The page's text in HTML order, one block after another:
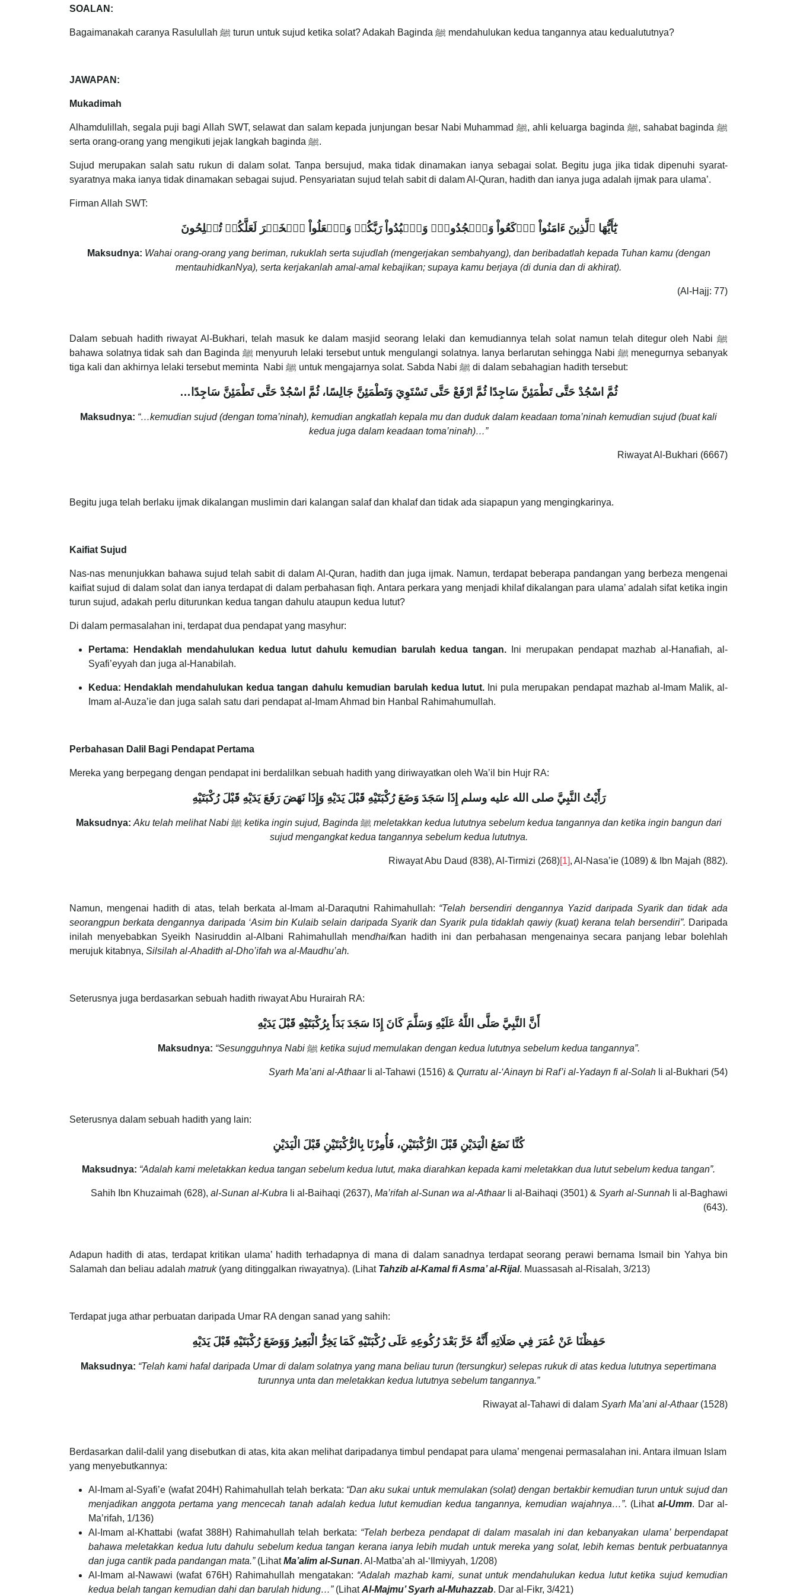
SOALAN:
Bagaimanakah caranya Rasulullah ﷺ turun untuk sujud ketika solat? Adakah Baginda ﷺ mendahulukan kedua tangannya atau kedualututnya?
JAWAPAN:
Mukadimah
Alhamdulillah, segala puji bagi Allah SWT, selawat dan salam kepada junjungan besar Nabi Muhammad ﷺ, ahli keluarga baginda ﷺ, sahabat baginda ﷺ
serta orang-orang yang mengikuti jejak langkah baginda ﷺ.
Sujud merupakan salah satu rukun di dalam solat. Tanpa bersujud, maka tidak dinamakan ianya sebagai solat. Begitu juga jika tidak dipenuhi syarat-
syaratnya maka ianya tidak dinamakan sebagai sujud. Pensyariatan sujud telah sabit di dalam Al-Quran, hadith dan ianya juga adalah ijmak para ulama’.
Firman Allah SWT:
يَٰٓأَيُّهَا ٱلَّذِينَ ءَامَنُواْ ٱرۡكَعُواْ وَٱسۡجُدُواْۤ وَٱعۡبُدُواْ رَبَّكُمۡ وَٱفۡعَلُواْ ٱلۡخَيۡرَ لَعَلَّكُمۡ تُفۡلِحُونَ
Maksudnya: Wahai orang-orang yang beriman, rukuklah serta sujudlah (mengerjakan sembahyang), dan beribadatlah kepada Tuhan kamu (dengan
mentauhidkanNya), serta kerjakanlah amal-amal kebajikan; supaya kamu berjaya (di dunia dan di akhirat).
(Al-Hajj: 77)
Dalam sebuah hadith riwayat Al-Bukhari, telah masuk ke dalam masjid seorang lelaki dan kemudiannya telah solat namun telah ditegur oleh Nabi ﷺ
bahawa solatnya tidak sah dan Baginda ﷺ menyuruh lelaki tersebut untuk mengulangi solatnya. Ianya berlarutan sehingga Nabi ﷺ menegurnya sebanyak
tiga kali dan akhirnya lelaki tersebut meminta Nabi ﷺ untuk mengajarnya solat. Sabda Nabi ﷺ di dalam sebahagian hadith tersebut:
…ثُمَّ اسْجُدْ حَتَّى تَطْمَئِنَّ سَاجِدًا ثُمَّ ارْفَعْ حَتَّى تَسْتَوِيَ وَتَطْمَئِنَّ جَالِسًا، ثُمَّ اسْجُدْ حَتَّى تَطْمَئِنَّ سَاجِدًا
Maksudnya: “…kemudian sujud (dengan toma’ninah), kemudian angkatlah kepala mu dan duduk dalam keadaan toma’ninah kemudian sujud (buat kali
kedua juga dalam keadaan toma’ninah)…”
Riwayat Al-Bukhari (6667)
Begitu juga telah berlaku ijmak dikalangan muslimin dari kalangan salaf dan khalaf dan tidak ada siapapun yang mengingkarinya.
Kaifiat Sujud
Nas-nas menunjukkan bahawa sujud telah sabit di dalam Al-Quran, hadith dan juga ijmak. Namun, terdapat beberapa pandangan yang berbeza mengenai
kaifiat sujud di dalam solat dan ianya terdapat di dalam perbahasan fiqh. Antara perkara yang menjadi khilaf dikalangan para ulama’ adalah sifat ketika ingin
turun sujud, adakah perlu diturunkan kedua tangan dahulu ataupun kedua lutut?
Di dalam permasalahan ini, terdapat dua pendapat yang masyhur:
Pertama: Hendaklah mendahulukan kedua lutut dahulu kemudian barulah kedua tangan. Ini merupakan pendapat mazhab al-Hanafiah, al-
Syafi’eyyah dan juga al-Hanabilah.
Kedua: Hendaklah mendahulukan kedua tangan dahulu kemudian barulah kedua lutut. Ini pula merupakan pendapat mazhab al-Imam Malik, al-
Imam al-Auza’ie dan juga salah satu dari pendapat al-Imam Ahmad bin Hanbal Rahimahumullah.
Perbahasan Dalil Bagi Pendapat Pertama
Mereka yang berpegang dengan pendapat ini berdalilkan sebuah hadith yang diriwayatkan oleh Wa’il bin Hujr RA:
رَأَيْتُ النَّبِيَّ صلى الله عليه وسلم إِذَا سَجَدَ وَضَعَ رُكْبَتَيْهِ قَبْلَ يَدَيْهِ وَإِذَا نَهَضَ رَفَعَ يَدَيْهِ قَبْلَ رُكْبَتَيْهِ
Maksudnya: Aku telah melihat Nabi ﷺ ketika ingin sujud, Baginda ﷺ meletakkan kedua lututnya sebelum kedua tangannya dan ketika ingin bangun dari
sujud mengangkat kedua tangannya sebelum kedua lututnya.
Riwayat Abu Daud (838), Al-Tirmizi (268)[1], Al-Nasa’ie (1089) & Ibn Majah (882).
Namun, mengenai hadith di atas, telah berkata al-Imam al-Daraqutni Rahimahullah: “Telah bersendiri dengannya Yazid daripada Syarik dan tidak ada
seorangpun berkata dengannya daripada ‘Asim bin Kulaib selain daripada Syarik dan Syarik pula tidaklah qawiy (kuat) kerana telah bersendiri”. Daripada
inilah menyebabkan Syeikh Nasiruddin al-Albani Rahimahullah mendhaifkan hadith ini dan perbahasan mengenainya secara panjang lebar bolehlah
merujuk kitabnya, Silsilah al-Ahadith al-Dho’ifah wa al-Maudhu’ah.
Seterusnya juga berdasarkan sebuah hadith riwayat Abu Hurairah RA:
أَنَّ النَّبِيَّ صَلَّى اللَّهُ عَلَيْهِ وَسَلَّمَ كَانَ إِذَا سَجَدَ بَدَأَ بِرُكْبَتَيْهِ قَبْلَ يَدَيْهِ
Maksudnya: “Sesungguhnya Nabi ﷺ ketika sujud memulakan dengan kedua lututnya sebelum kedua tangannya”.
Syarh Ma’ani al-Athaarli al-Tahawi (1516) & Qurratu al-‘Ainayn bi Raf’i al-Yadayn fi al-Solah li al-Bukhari (54)
Seterusnya dalam sebuah hadith yang lain:
كُنَّا نَضَعُ الْيَدَيْنِ قَبْلَ الرُّكْبَتَيْنِ، فَأُمِرْنَا بِالرُّكْبَتَيْنِ قَبْلَ الْيَدَيْنِ
Maksudnya: “Adalah kami meletakkan kedua tangan sebelum kedua lutut, maka diarahkan kepada kami meletakkan dua lutut sebelum kedua tangan”.
Sahih Ibn Khuzaimah (628), al-Sunan al-Kubra li al-Baihaqi (2637), Ma’rifah al-Sunan wa al-Athaarli al-Baihaqi (3501) & Syarh al-Sunnah li al-Baghawi
(643).
Adapun hadith di atas, terdapat kritikan ulama’ hadith terhadapnya di mana di dalam sanadnya terdapat seorang perawi bernama Ismail bin Yahya bin
Salamah dan beliau adalah matruk(yang ditinggalkan riwayatnya). (Lihat Tahzib al-Kamal fi Asma’ al-Rijal. Muassasah al-Risalah, 3/213)
Terdapat juga athar perbuatan daripada Umar RA dengan sanad yang sahih:
حَفِظْنَا عَنْ عُمَرَ فِي صَلَاتِهِ أَنَّهُ خَرَّ بَعْدَ رُكُوعِهِ عَلَى رُكْبَتَيْهِ كَمَا يَخِرُّ الْبَعِيرُ وَوَضَعَ رُكْبَتَيْهِ قَبْلَ يَدَيْهِ
Maksudnya: “Telah kami hafal daripada Umar di dalam solatnya yang mana beliau turun (tersungkur) selepas rukuk di atas kedua lututnya sepertimana
turunnya unta dan meletakkan kedua lututnya sebelum tangannya.”
Riwayat al-Tahawi di dalam Syarh Ma’ani al-Athaar(1528)
Berdasarkan dalil-dalil yang disebutkan di atas, kita akan melihat daripadanya timbul pendapat para ulama’ mengenai permasalahan ini. Antara ilmuan Islam
yang menyebutkannya:
Al-Imam al-Syafi’e (wafat 204H) Rahimahullah telah berkata: “Dan aku sukai untuk memulakan (solat) dengan bertakbir kemudian turun untuk sujud dan
menjadikan anggota pertama yang mencecah tanah adalah kedua lutut kemudian kedua tangannya, kemudian wajahnya…”. (Lihat al-Umm. Dar al-
Ma’rifah, 1/136)
Al-Imam al-Khattabi (wafat 388H) Rahimahullah telah berkata: “Telah berbeza pendapat di dalam masalah ini dan kebanyakan ulama’ berpendapat
bahawa meletakkan kedua lutu dahulu sebelum kedua tangan kerana ianya lebih mudah untuk mereka yang solat, lebih kemas bentuk perbuatannya
dan juga cantik pada pandangan mata.”(LihatMa’alim al-Sunan. Al-Matba’ah al-‘Ilmiyyah, 1/208)
Al-Imam al-Nawawi (wafat 676H) Rahimahullah mengatakan: “Adalah mazhab kami, sunat untuk mendahulukan kedua lutut ketika sujud kemudian
kedua belah tangan kemudian dahi dan barulah hidung…”(LihatAl-Majmu’ Syarh al-Muhazzab. Dar al-Fikr, 3/421)